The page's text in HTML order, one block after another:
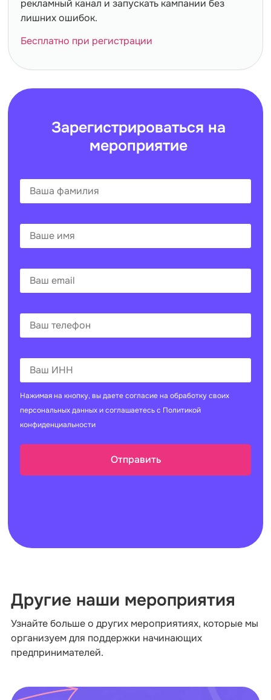
рекламный канал и запускать кампании без
лишних ошибок.
Бесплатно при регистрации
Зарегистрироваться на
мероприятие
Нажимая на кнопку, вы даете согласие на обработку своих
персональных данныхи соглашаетесь с Политикой
конфиденциальности
Другие наши мероприятия
Узнайте больше о других мероприятиях, которые мы
организуем для поддержки начинающих
предпринимателей.